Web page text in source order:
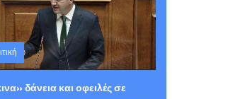
Πέμπτη 06 Αυγούστου 2026 12:29
δάνεια και οφειλές σε